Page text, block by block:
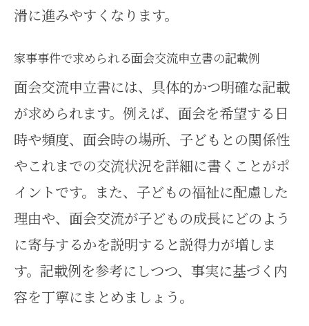
滑に進みやすくなります。
家事事件で求められる面会交流申立書の記載例
面会交流申立書には、具体的かつ明確な記載
が求められます。例えば、面会を希望する日
時や頻度、面会時の場所、子どもとの関係性
やこれまでの交流状況を詳細に書くことがポ
イントです。また、子どもの福祉に配慮した
理由や、面会交流が子どもの成長にどのよう
に寄与するかを説明すると説得力が増しま
す。記載例を参考にしつつ、事実に基づく内
容を丁寧にまとめましょう。